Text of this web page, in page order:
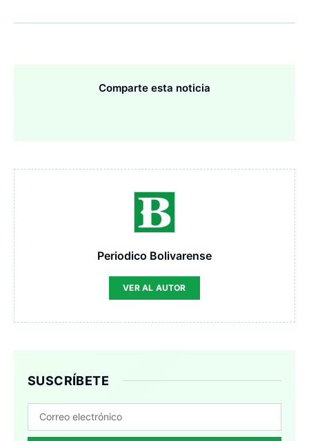
Comparte esta noticia
Periodico Bolivarense
VER AL AUTOR
SUSCRÍBETE